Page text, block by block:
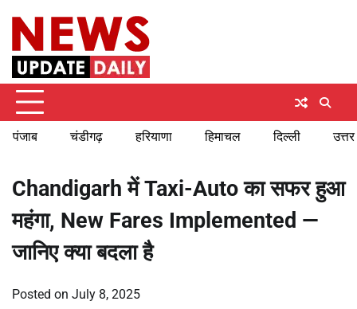
content
पंजाब चंडीगढ़ हरियाणा हिमाचल दिल्ली
Chandigarh में Taxi-Auto का सफर हुआ
महंगा, New Fares Implemented —
जानिए क्या बदला है
Posted on July 8, 2025